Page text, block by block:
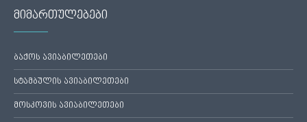
მიმართულებები
ბაქოს ავიაბილეთები
სტამბულის ავიაბილეთები
მოსკოვის ავიაბილეთები